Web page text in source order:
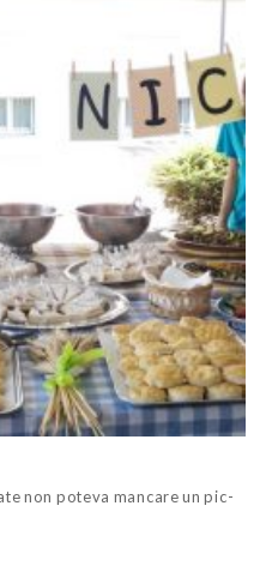
non poteva mancare un pic-